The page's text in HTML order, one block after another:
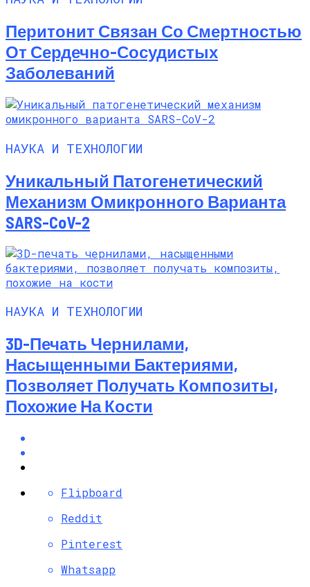
Перитонит Связан Со Смертностью
От Сердечно-Сосудистых
Заболеваний
НАУКА И ТЕХНОЛОГИИ
Уникальный Патогенетический
Механизм Омикронного Варианта
SARS-CoV-2
НАУКА И ТЕХНОЛОГИИ
3D-Печать Чернилами,
Насыщенными Бактериями,
Позволяет Получать Композиты,
Похожие На Кости
Flipboard
Reddit
Pinterest
Whatsapp